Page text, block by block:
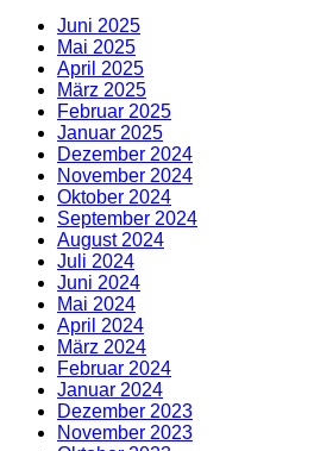
Juni 2025
Mai 2025
April 2025
März 2025
Februar 2025
Januar 2025
Dezember 2024
November 2024
Oktober 2024
September 2024
August 2024
Juli 2024
Juni 2024
Mai 2024
April 2024
März 2024
Februar 2024
Januar 2024
Dezember 2023
November 2023